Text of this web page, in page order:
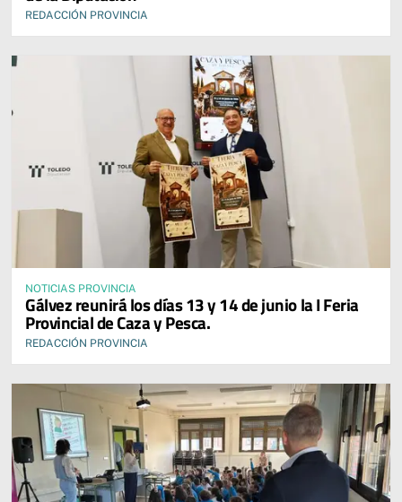
REDACCIÓN PROVINCIA
NOTICIAS PROVINCIA
Gálvez reunirá los días 13 y 14 de junio la I Feria
Provincial de Caza y Pesca.
REDACCIÓN PROVINCIA